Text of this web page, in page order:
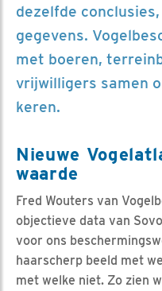
dezelfde
gegevens.
met boeren,
vrijwilligers samen
keren.
Nieuwe
waarde
Fred Wouters van
objectieve data van
voor ons
haarscherp beeld met
met welke niet. Zo zien